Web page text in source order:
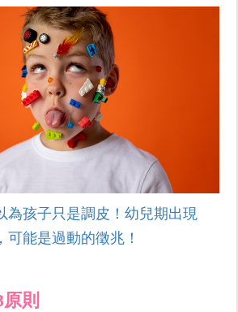
為孩子只是調皮！幼兒期出現
可能是過動的徵兆！
則